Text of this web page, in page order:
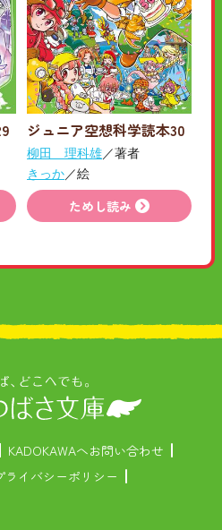
ジュニア空想科学読本30
柳田 理科雄／著者
きっか／絵
ためし読み
KADOKAWAへお問い合わせ
ライバシーポリシー